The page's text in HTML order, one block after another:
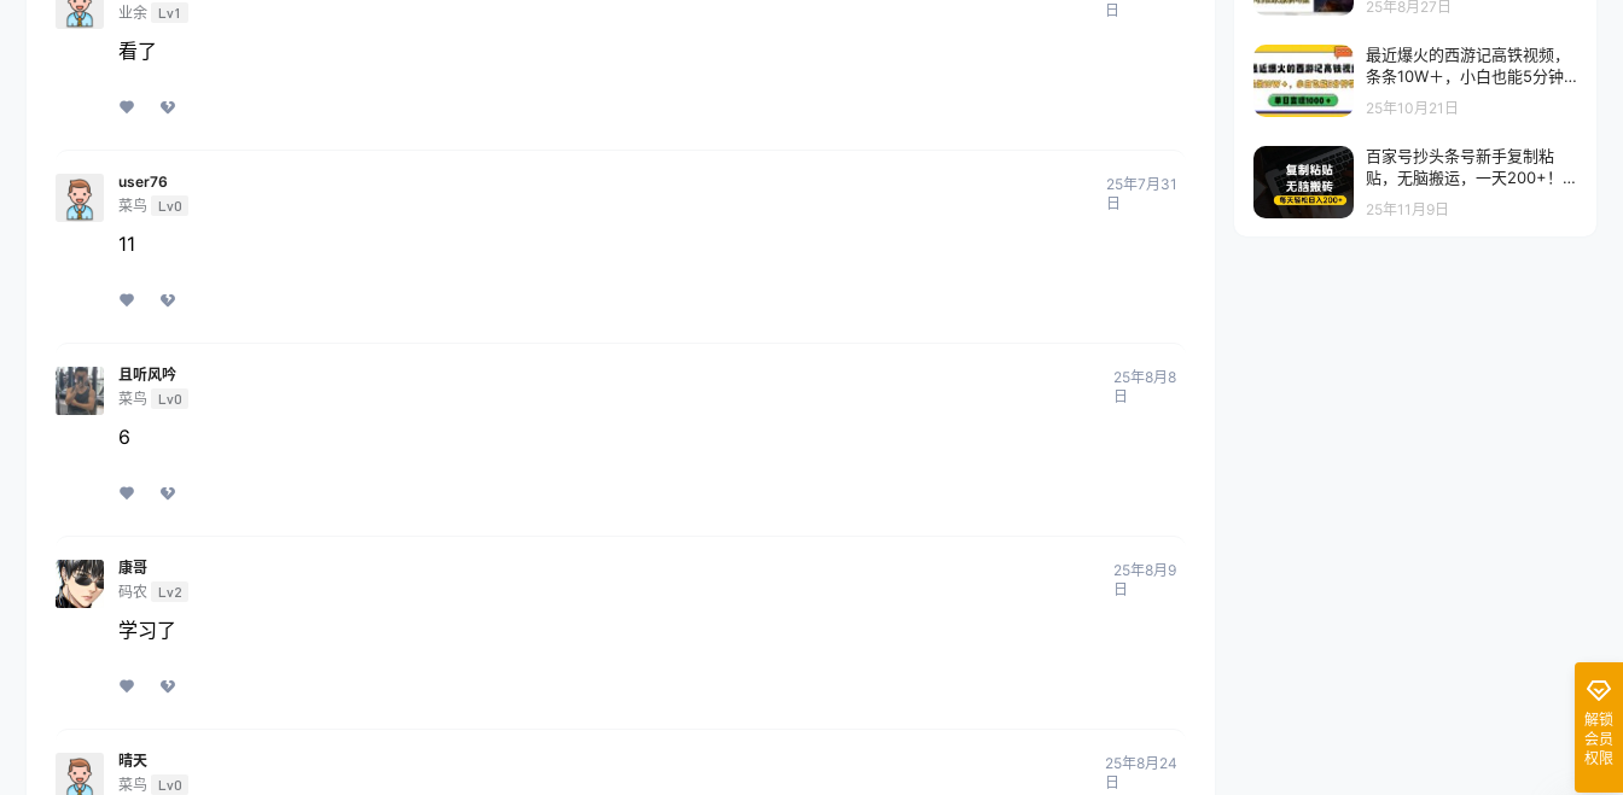
业余 Lv1
日
看了
user76
菜鸟
Lv0
25年7月31
日
11
且听风吟
菜鸟
Lv0
25年8月8
日
6
康哥
码农
Lv2
25年8月9
日
学习了
晴天
菜鸟
Lv0
25年8月24
日
25年8月27日
最近爆火的西游记高铁视频，
条条10W＋，小白也能5分钟
学会，单日变现1000＋
25年10月21日
百家号抄头条号新手复制粘
贴，无脑搬运，一天200+！
超详细手把手教学。
25年11月9日
解锁
会员
权限